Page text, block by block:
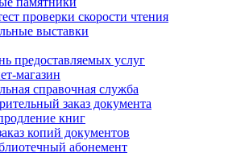
проверки скорости чтения
выставки
предоставляемых услуг
магазин
справочная служба
заказ документа
книг
копий документов
абонемент